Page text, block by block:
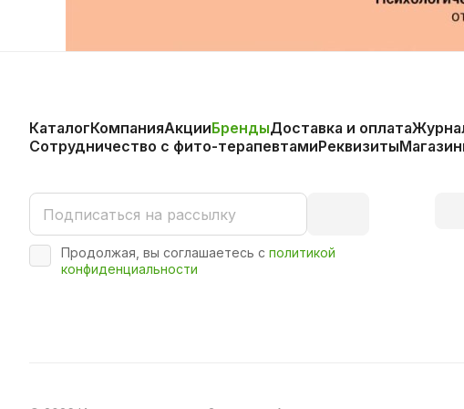
КаталогКомпанияАкцииБрендыДоставка и оплата
Сотрудничество с фито-терапевтамиРеквизиты
Продолжая, вы соглашаетесь с политикой
конфиденциальности